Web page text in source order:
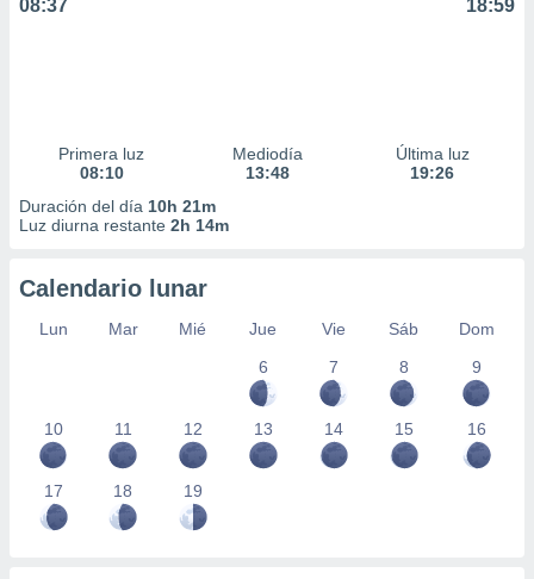
08:37 18:59
Primera luz
08:10
Mediodía
13:48
Última luz
19:26
Duración del día 10h 21m
Luz diurna restante 2h 14m
Calendario lunar
Lun Mar Mié Jue Vie Sáb
Dom
6
7 8 9
10 11 12 13 14 15 16
17 18 19